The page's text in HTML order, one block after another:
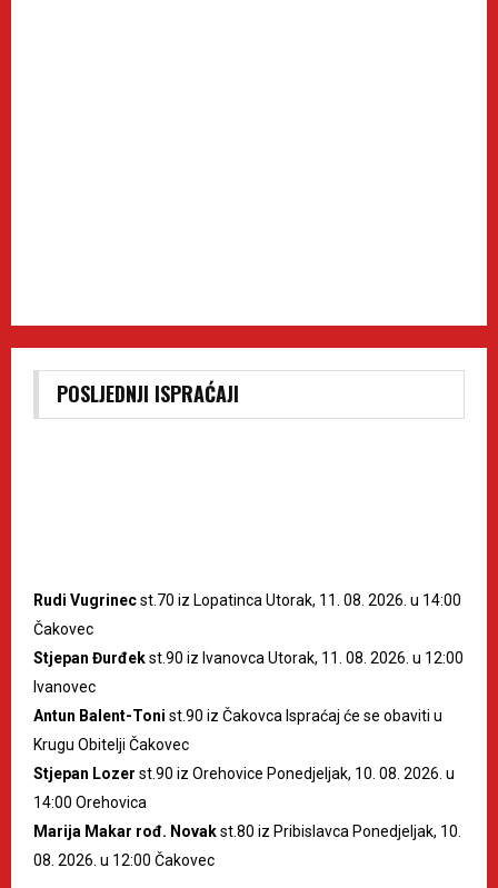
POSLJEDNJI ISPRAĆAJI
Rudi Vugrinecst.70 iz Lopatinca Utorak, 11. 08. 2026. u 14:00
Čakovec
Stjepan Đurđekst.90 iz Ivanovca Utorak, 11. 08. 2026. u 12:00
Ivanovec
Antun Balent-Toni st.90 iz Čakovca Ispraćaj će se obaviti u
Krugu Obitelji Čakovec
Stjepan Lozer st.90 iz Orehovice Ponedjeljak, 10. 08. 2026. u
14:00 Orehovica
Marija Makar rođ. Novakst.80 iz Pribislavca Ponedjeljak, 10.
08. 2026. u 12:00 Čakovec